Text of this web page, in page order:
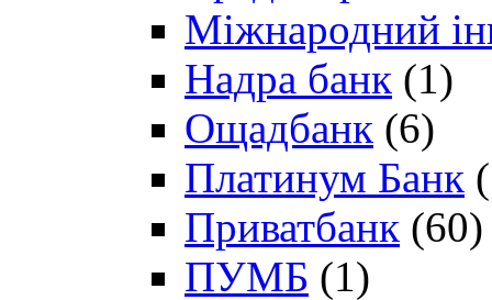
Міжнародний
Надра банк (1)
Ощадбанк (6)
Платинум Банк
Приватбанк (60)
ПУМБ (1)